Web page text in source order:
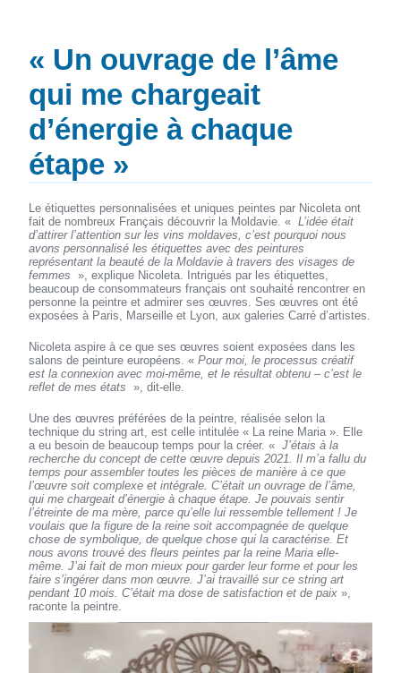
« Un ouvrage de l’âme
qui me chargeait
d’énergie à chaque
étape »
Le étiquettes personnalisées et uniques peintes par Nicoleta ont
fait de nombreux Français découvrir la Moldavie. « L’idée était
d’attirer l’attention sur les vins moldaves, c’est pourquoi nous
avons personnalisé les étiquettes avec des peintures
représentant la beauté de la Moldavie à travers des visages de
femmes », explique Nicoleta. Intrigués par les étiquettes,
beaucoup de consommateurs français ont souhaité rencontrer en
personne la peintre et admirer ses œuvres. Ses œuvres ont été
exposées à Paris, Marseille et Lyon, aux galeries Carré d’artistes.
Nicoleta aspire à ce que ses œuvres soient exposées dans les
salons de peinture européens. «Pour moi, le processus créatif
est la connexion avec moi-même, et le résultat obtenu – c’est le
reflet de mes états », dit-elle.
Une des œuvres préférées de la peintre, réalisée selon la
technique du string art, est celle intitulée « La reine Maria ». Elle
a eu besoin de beaucoup temps pour la créer. « J’étais à la
recherche du concept de cette œuvre depuis 2021. Il m’a fallu du
temps pour assembler toutes les pièces de manière à ce que
l’œuvre soit complexe et intégrale. C’était un ouvrage de l’âme,
qui me chargeait d’énergie à chaque étape. Je pouvais sentir
l’étreinte de ma mère, parce qu’elle lui ressemble tellement ! Je
voulais que la figure de la reine soit accompagnée de quelque
chose de symbolique, de quelque chose qui la caractérise. Et
nous avons trouvé des fleurs peintes par la reine Maria elle-
même. J’ai fait de mon mieux pour garder leur forme et pour les
faire s’ingérer dans mon œuvre. J’ai travaillé sur ce string art
pendant 10 mois. C’était ma dose de satisfaction et de paix »,
raconte la peintre.